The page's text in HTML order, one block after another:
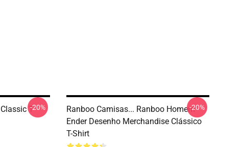
T--20%
Ranboo Camisas... Ranboo Homem
Ender Desenho Merchandise Clássico
T-Shirt
-20%